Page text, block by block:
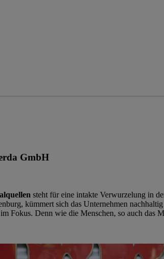
GmbH
steht für eine intakte Verwurzelung in
kümmert sich das Unternehmen
Fokus. Denn wie die Menschen, so auch das